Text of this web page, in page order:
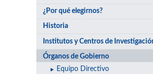
¿Por qué elegirnos?
Historia
Institutos y Centros de
Órganos de Gobierno
Equipo Directivo